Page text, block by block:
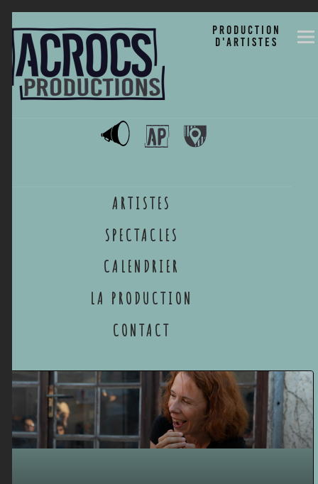
ACROCS
Production
d'artistes
ARTISTES
SPECTACLES
CALENDRIER
LA PRODUCTION
CONTACT